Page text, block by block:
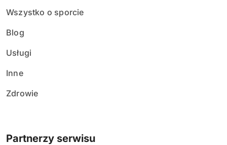
Wszystko o sporcie
Blog
Usługi
Inne
Zdrowie
Partnerzy serwisu